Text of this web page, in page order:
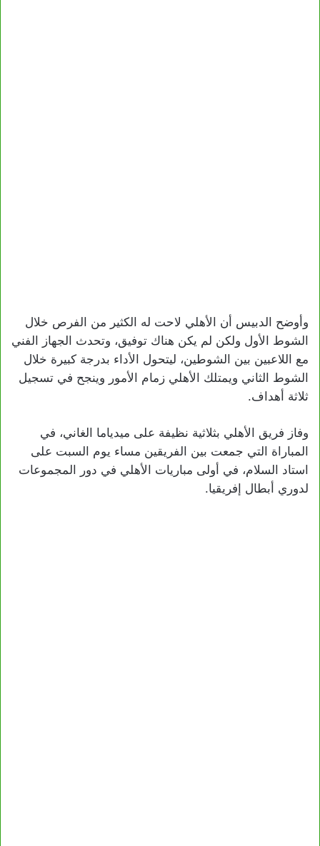
وأوضح الدبيس أن الأهلي لاحت له الكثير من الفرص خلال
الشوط الأول ولكن لم يكن هناك توفيق، وتحدث الجهاز الفني
مع اللاعبين بين الشوطين، ليتحول الأداء بدرجة كبيرة خلال
الشوط الثاني ويمتلك الأهلي زمام الأمور وينجح في تسجيل
ثلاثة أهداف.
وفاز فريق الأهلي بثلاثية نظيفة على ميدياما الغاني، في
المباراة التي جمعت بين الفريقين مساء يوم السبت على
استاد السلام، في أولى مباريات الأهلي في دور المجموعات
لدوري أبطال إفريقيا.